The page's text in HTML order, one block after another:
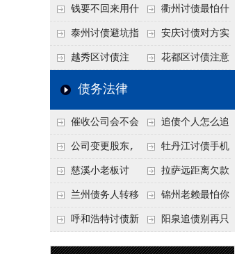
的行业自律和认证
情？ 据
钱要不回来用什
么方法要回来
衢州讨债最怕什
么？2026年这两个关
键细节，做错就很难
泰州讨债避坑指
南：2026年这2个细
节不注意，钱很难要
安庆讨债对方实
在没钱咋办？
越秀区讨债注
意！没有借条只有微
把钱要回来
花都区讨债注意
节点”催收最有效
债务法律
催收公司会不会
给欠款人发律师函？
正规机构的函件服务
追债个人怎么追
回呢？2026年最新绝
招选择！
公司变更股东,
变更前的债权债务谁
承担
牡丹江讨债手机
搞定：2026年线上立
案追债全流程，足不
出户
慈溪小老板讨
债，2026年这2个本
地行业协会出面，比
拉萨远距离欠款
对方在牧区联系不
上，2026年委托当地
兰州债务人转移
财产后申请破产，20
锦州老赖最怕你
懂这1条，2026
呼和浩特讨债新 阳泉追债别再只